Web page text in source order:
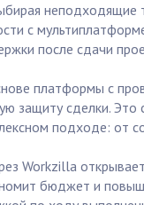
неподходящие
с
после сдачи
платформы с
защиту сделки.
подходе: от
Workzilla
бюджет и